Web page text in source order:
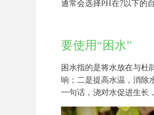
通常会选择PH在7以下的
要使用“困水”
困水指的是将水放在与杜
响；二是提高水温，消除
一句话，浇对水促进生长